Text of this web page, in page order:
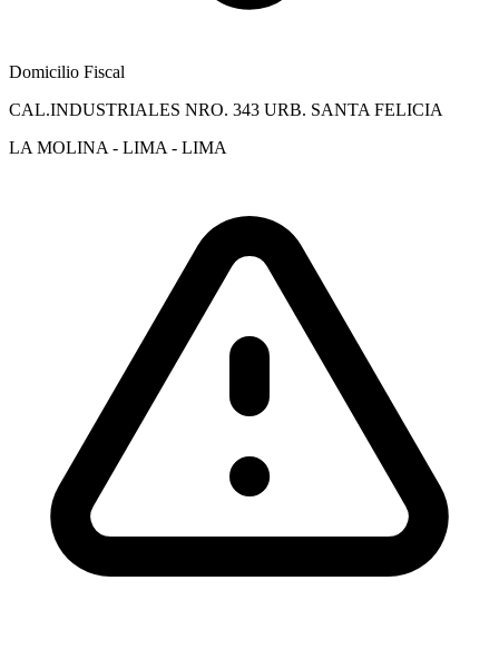
Domicilio Fiscal
CAL.INDUSTRIALES NRO. 343 URB. SANTA FELICIA
LA MOLINA - LIMA - LIMA